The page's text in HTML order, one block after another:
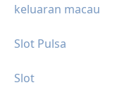
keluaran macau
Slot Pulsa
Slot